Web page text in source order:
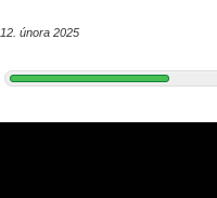
února 2025